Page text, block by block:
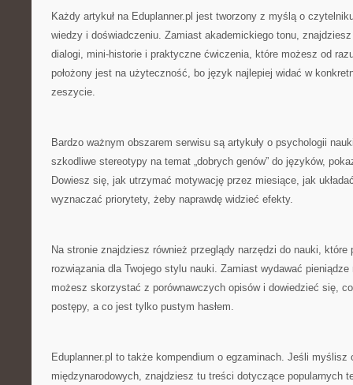
Każdy artykuł na Eduplanner.pl jest tworzony z myślą o
wiedzy i doświadczeniu. Zamiast akademickiego tonu,
dialogi, mini-historie i praktyczne ćwiczenia, które możesz od
położony jest na użyteczność, bo język najlepiej widać w
zeszycie.
Bardzo ważnym obszarem serwisu są artykuły o psychologii
szkodliwe stereotypy na temat „dobrych genów” do języków,
Dowiesz się, jak utrzymać motywację przez miesiące, jak
wyznaczać priorytety, żeby naprawdę widzieć efekty.
Na stronie znajdziesz również przeglądy narzędzi do nauki, które
rozwiązania dla Twojego stylu nauki. Zamiast wydawać
możesz skorzystać z porównawczych opisów i dowiedzieć się,
postępy, a co jest tylko pustym hasłem.
Eduplanner.pl to także kompendium o egzaminach. Jeśli myślisz
międzynarodowych, znajdziesz tu treści dotyczące popularnych